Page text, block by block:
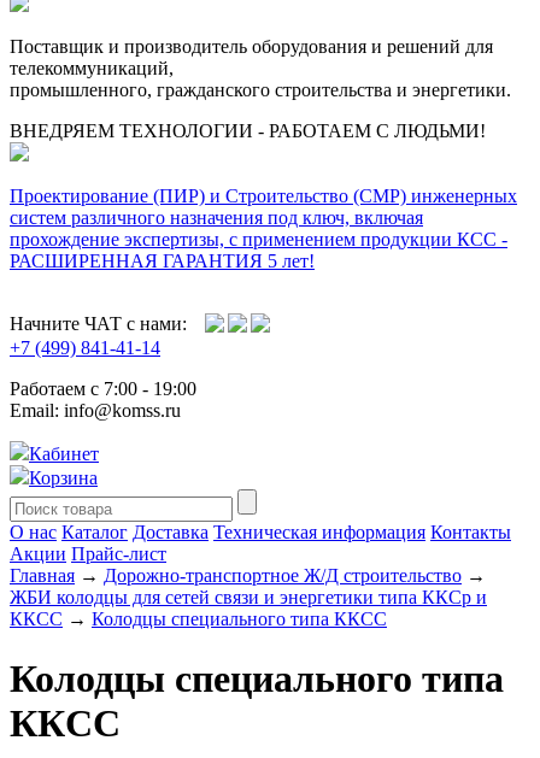
Поставщик и производитель оборудования и решений для
телекоммуникаций,
промышленного, гражданского строительства и энергетики.
ВНЕДРЯЕМ ТЕХНОЛОГИИ - РАБОТАЕМ С ЛЮДЬМИ!
Проектирование (ПИР) и Cтроительство (СМР) инженерных
систем различного назначения под ключ, включая
прохождение экспертизы, с применением продукции КСС -
РАСШИРЕННАЯ ГАРАНТИЯ 5 лет!
Начните ЧАТ с нами:
+7 (499) 841-41-14
Работаем с 7:00 - 19:00
Email: info@komss.ru
Кабинет
Корзина
О нас Каталог Доставка Техническая информация Контакты
Акции Прайс-лист
Главная → Дорожно-транспортное Ж/Д строительство →
ЖБИ колодцы для сетей связи и энергетики типа ККСр и
ККСС → Колодцы специального типа ККCС
Колодцы специального типа
ККCС